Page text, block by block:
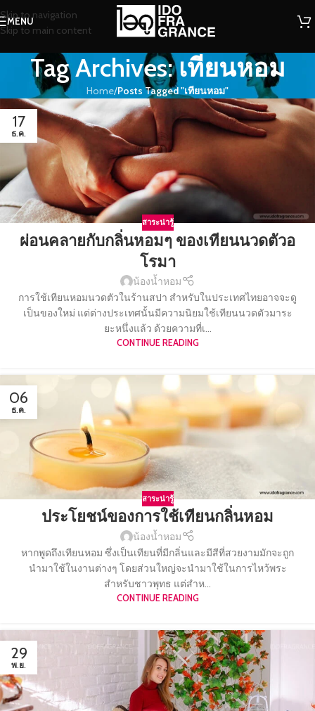
Skip to navigation
Skip to main content
MENU
Tag Archives: เทียนหอม
Home/Posts Tagged "เทียนหอม"
17
ธ.ค.
สาระน่ารู้
ผ่อนคลายกับกลิ่นหอมๆ ของเทียนนวดตัวอ
โรมา
น้องน้ำหอม
การใช้เทียนหอมนวดตัวในร้านสปา สำหรับในประเทศไทยอาจจะดู
เป็นของใหม่ แต่ต่างประเทศนั้นมีความนิยมใช้เทียนนวดตัวมาระ
ยะหนึ่งแล้ว ด้วยความที่เ...
CONTINUE READING
06
ธ.ค.
สาระน่ารู้
ประโยชน์ของการใช้เทียนกลิ่นหอม
น้องน้ำหอม
หากพูดถึงเทียนหอม ซึ่งเป็นเทียนที่มีกลิ่นและมีสีที่สวยงามมักจะถูก
นำมาใช้ในงานต่างๆ โดยส่วนใหญ่จะนำมาใช้ในการไหว้พระ
สำหรับชาวพุทธ แต่สำห...
CONTINUE READING
29
พ.ย.